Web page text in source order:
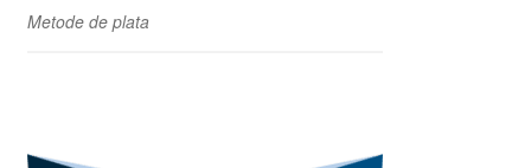
Metode de plata